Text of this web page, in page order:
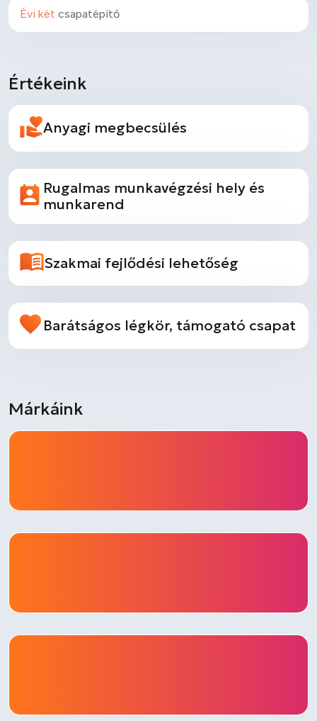
Évi két csapatépítő
Értékeink
Anyagi megbecsülés
Rugalmas munkavégzési hely és
munkarend
Szakmai fejlődési lehetőség
Barátságos légkör, támogató csapat
Márkáink